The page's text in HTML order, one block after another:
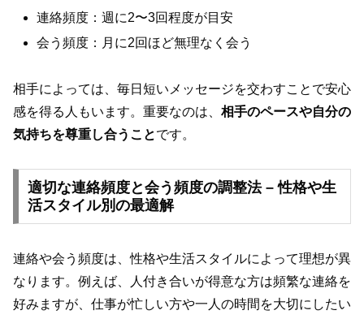
連絡頻度：週に2〜3回程度が目安
会う頻度：月に2回ほど無理なく会う
相手によっては、毎日短いメッセージを交わすことで安心
感を得る人もいます。重要なのは、 相手のペースや自分の
気持ちを尊重し合うことです。
適切な連絡頻度と会う頻度の調整法 – 性格や生
活スタイル別の最適解
連絡や会う頻度は、性格や生活スタイルによって理想が異
なります。例えば、人付き合いが得意な方は頻繁な連絡を
好みますが、仕事が忙しい方や一人の時間を大切にしたい